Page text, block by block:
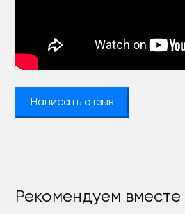
Написать отзыв
Рекомендуем вместе